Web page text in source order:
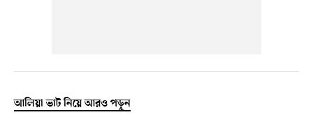
আলিয়া ভাট নিয়ে আরও পড়ুন